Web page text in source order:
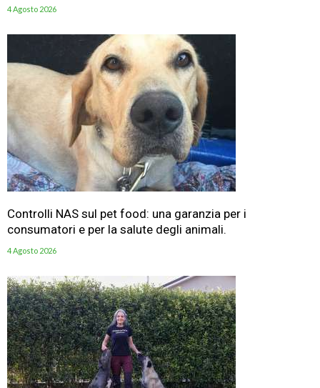
4 Agosto 2026
Controlli NAS sul pet food: una garanzia per i
consumatori e per la salute degli animali.
4 Agosto 2026